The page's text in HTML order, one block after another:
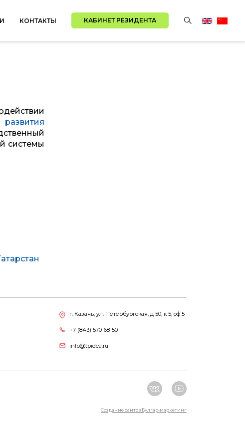
КОНТАКТЫ КАБИНЕТ РЕЗИДЕНТА
системы
г. Казань, ул. Петербургская, д 50, к 5, оф 5
+7 (843) 570-68-50
info@tpidea.ru
Создание сайтов Булгар-маркетинг